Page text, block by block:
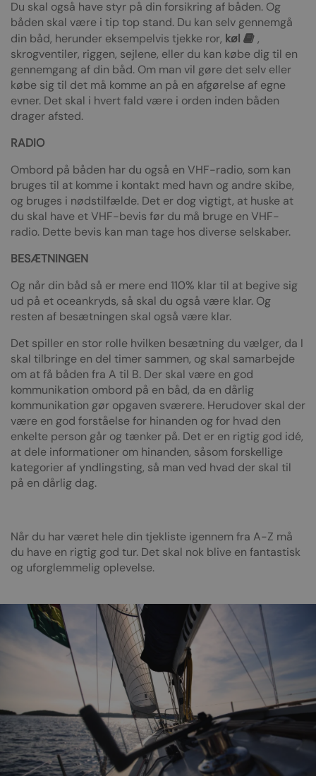
Du skal også have styr på din forsikring af båden. Og
båden skal være i tip top stand. Du kan selv gennemgå
din båd, herunder eksempelvis tjekke ror, køl
,
skrogventiler, riggen, sejlene, eller du kan købe dig til en
gennemgang af din båd. Om man vil gøre det selv eller
købe sig til det må komme an på en afgørelse af egne
evner. Det skal i hvert fald være i orden inden båden
drager afsted.
RADIO
Ombord på båden har du også en VHF-radio, som kan
bruges til at komme i kontakt med havn og andre skibe,
og bruges i nødstilfælde. Det er dog vigtigt, at huske at
du skal have et VHF-bevis før du må bruge en VHF-
radio. Dette bevis kan man tage hos diverse selskaber.
BESÆTNINGEN
Og når din båd så er mere end 110% klar til at begive sig
ud på et oceankryds, så skal du også være klar. Og
resten af besætningen skal også være klar.
Det spiller en stor rolle hvilken besætning du vælger, da I
skal tilbringe en del timer sammen, og skal samarbejde
om at få båden fra A til B. Der skal være en god
kommunikation ombord på en båd, da en dårlig
kommunikation gør opgaven sværere. Herudover skal der
være en god forståelse for hinanden og for hvad den
enkelte person går og tænker på. Det er en rigtig god idé,
at dele informationer om hinanden, såsom forskellige
kategorier af yndlingsting, så man ved hvad der skal til
på en dårlig dag.
Når du har været hele din tjekliste igennem fra A-Z må
du have en rigtig god tur. Det skal nok blive en fantastisk
og uforglemmelig oplevelse.